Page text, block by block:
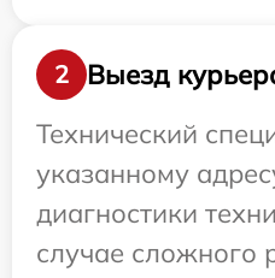
2
Выезд
Технический
указанному
диагностики
случае сложного